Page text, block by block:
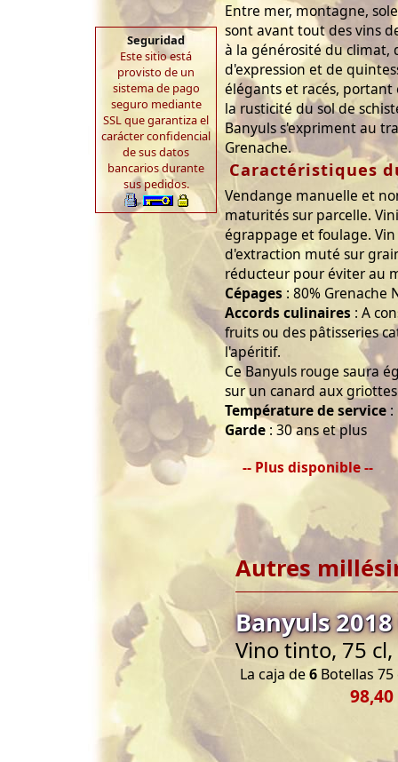
Seguridad
Este sitio está
provisto de un
sistema de pago
seguro mediante
SSL que garantiza el
carácter confidencial
de sus datos
bancarios durante
sus pedidos.
Entre mer, montagne,
sont avant tout des vins
à la générosité du climat,
d'expression et de
élégants et racés,
la rusticité du sol de
Banyuls s'expriment au
Grenache.
Caractéristiques
Vendange manuelle et
maturités sur parcelle.
égrappage et foulage.
d'extraction muté sur
réducteur pour éviter au
Cépages : 80% Grenache
Accords culinaires : A
fruits ou des pâtisseries
l'apéritif.
Ce Banyuls rouge saura
sur un canard aux
Température de service :
Garde : 30 ans et plus
-- Plus disponible --
Autres
Banyuls
Vino tinto, 75
La caja de6 Botellas 75
98,40